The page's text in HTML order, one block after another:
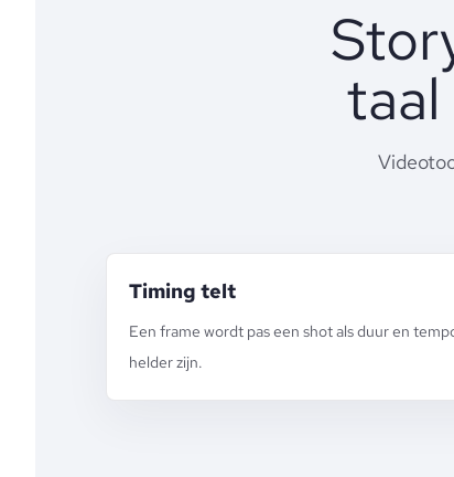
Timing telt
Een frame wordt pas een shot als duur en
helder zijn.